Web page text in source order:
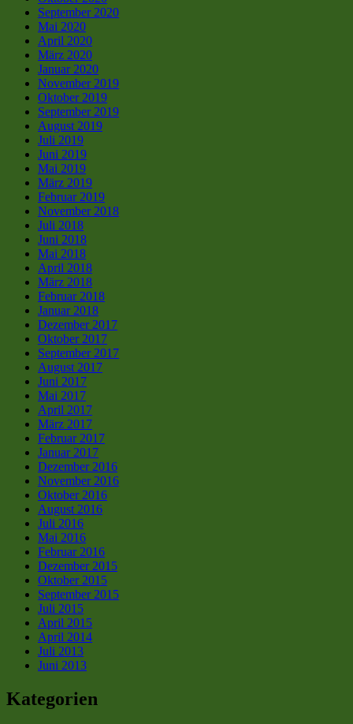
September 2020
Mai 2020
April 2020
März 2020
Januar 2020
November 2019
Oktober 2019
September 2019
August 2019
Juli 2019
Juni 2019
Mai 2019
März 2019
Februar 2019
November 2018
Juli 2018
Juni 2018
Mai 2018
April 2018
März 2018
Februar 2018
Januar 2018
Dezember 2017
Oktober 2017
September 2017
August 2017
Juni 2017
Mai 2017
April 2017
März 2017
Februar 2017
Januar 2017
Dezember 2016
November 2016
Oktober 2016
August 2016
Juli 2016
Mai 2016
Februar 2016
Dezember 2015
Oktober 2015
September 2015
Juli 2015
April 2015
April 2014
Juli 2013
Juni 2013
Kategorien